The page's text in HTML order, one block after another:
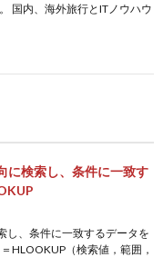
国内、海外旅行とITノウハウ
に検索し、条件に一致す
し、条件に一致するデータを
HLOOKUP（検索値，範囲，